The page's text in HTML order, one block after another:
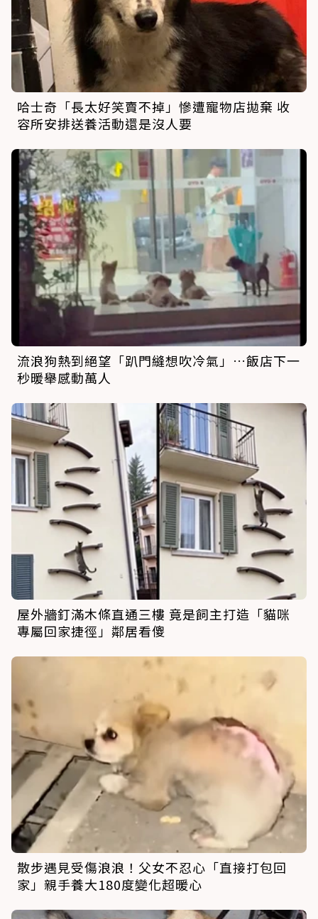
哈士奇「長太好笑賣不掉」慘遭寵物店拋棄 收
容所安排送養活動還是沒人要
流浪狗熱到絕望「趴門縫想吹冷氣」…飯店下一
秒暖舉感動萬人
屋外牆釘滿木條直通三樓 竟是飼主打造「貓咪
專屬回家捷徑」鄰居看傻
散步遇見受傷浪浪！父女不忍心「直接打包回
家」親手養大180度變化超暖心